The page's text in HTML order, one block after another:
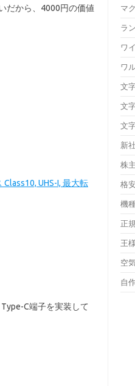
だから、4000円の価値
UHS-I, 最大転
C端子を実装して
マ
ラ
ワ
ワ
文
文
文
新
株
格
機
正
王
空
自